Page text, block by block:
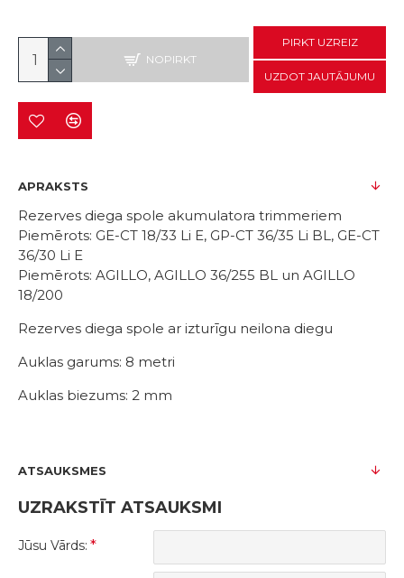
NOPIRKT
PIRKT UZREIZ
UZDOT JAUTĀJUMU
APRAKSTS
Rezerves diega spole akumulatora trimmeriem
Piemērots: GE-CT 18/33 Li E, GP-CT 36/35 Li BL, GE-CT
36/30 Li E
Piemērots: AGILLO, AGILLO 36/255 BL un AGILLO
18/200
Rezerves diega spole ar izturīgu neilona diegu
Auklas garums: 8 metri
Auklas biezums: 2 mm
ATSAUKSMES
UZRAKSTĪT ATSAUKSMI
Jūsu Vārds: